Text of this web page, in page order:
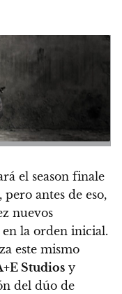
el season finale
, pero antes de eso,
nuevos
en la orden inicial.
este mismo
Studios y
del dúo de